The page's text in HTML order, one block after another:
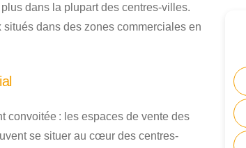
dans la plupart des centres-villes.
situés dans des zones commerciales en
convoitée : les espaces de vente des
se situer au cœur des centres-